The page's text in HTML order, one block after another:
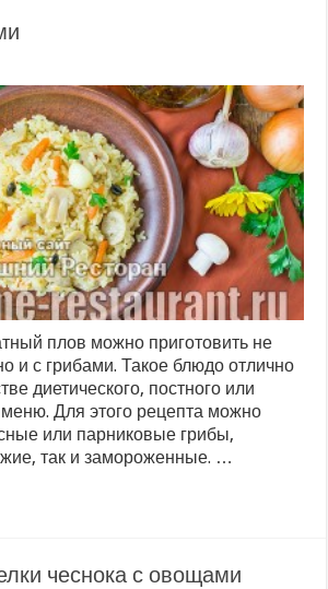
плов можно приготовить не
и с грибами. Такое блюдо отлично
диетического, постного или
меню. Для этого рецепта можно
или парниковые грибы,
так и замороженные. …
чеснока с овощами